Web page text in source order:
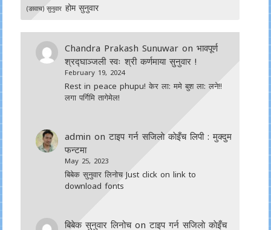
(ङावाच) सुनुवार होम सुनुवार
Chandra Prakash Sunuwar onभावपूर्ण
श्रद्घाञ्जली स्वः श्री कर्णमाया सुनुवार !
February 19, 2024
Rest in peace phupu! केर ला: ममे बुश ला: लने!!
लगा पर्गिमि तागेमेल!
admin onटाइप गर्न सजिलाे काेइँच लिपी : मुक्दुम
फन्टमा
May 25, 2023
बिबेक सुनुवार लिनोच Just click on link to
download fonts
बिबेक सुनुवार लिनोचonटाइप गर्न सजिलाे काेइँच